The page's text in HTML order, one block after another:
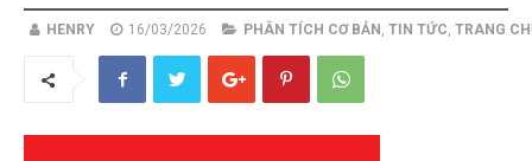
HENRY 16/03/2026 PHÂN TÍCH CƠ BẢN , TIN TỨC, TRANG